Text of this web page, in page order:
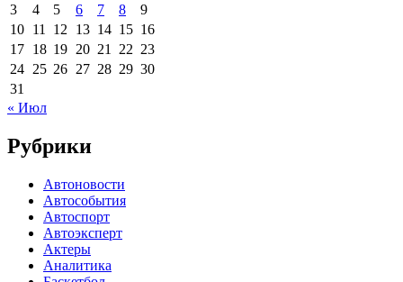
3
4 5 6 7 8
9
10 11 12 13 14 15 16
17 18 19 20 21 22 23
24 25 26 27 28 29 30
31
« Июл
Рубрики
Автоновости
Автособытия
Автоспорт
Автоэксперт
Актеры
Аналитика